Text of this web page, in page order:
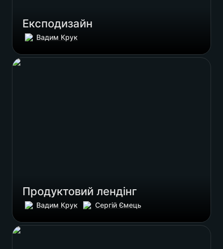
Експодизайн
Вадим Крук
Продуктовий лендінг
Продуктовий лендінг
Вадим Крук Сергій Ємець
SMM концепт